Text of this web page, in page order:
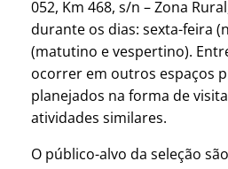
052, Km 468, s/n – Zona
durante os dias: sexta-feira
(matutino e vespertino).
ocorrer em outros espaços
planejados na forma de
atividades similares.
O público-alvo da seleção